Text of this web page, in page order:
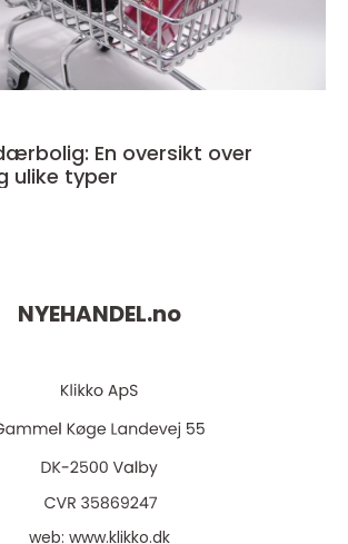
En oversikt over
ulike typer
NYEHANDEL.no
web: www.klikko.dk